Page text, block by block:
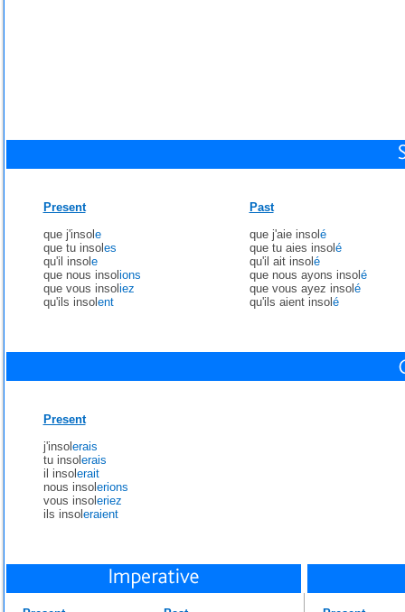
Present
que j'insol e
que tu insol es
qu'il insol e
que nous insol ions
que vous insol iez
qu'ils insol ent
Past
que j'aie insol é
que tu aies insol é
qu'il ait insol é
que nous ayons insol é
que vous ayez insol é
qu'ils aient insol é
Present
j'insol erais
tu insol erais
il insol erait
nous insol erions
vous insol eriez
ils insol eraient